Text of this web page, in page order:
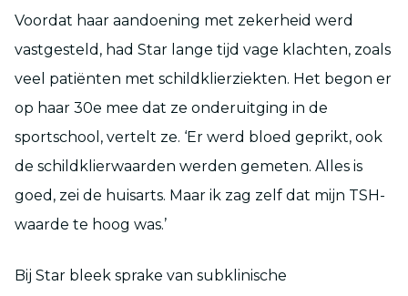
Voordat haar aandoening met zekerheid werd
vastgesteld, had Star lange tijd vage klachten, zoals
veel patiënten met schildklierziekten. Het begon er
op haar 30e mee dat ze onderuitging in de
sportschool, vertelt ze. ‘Er werd bloed geprikt, ook
de schildklierwaarden werden gemeten. Alles is
goed, zei de huisarts. Maar ik zag zelf dat mijn TSH-
waarde te hoog was.’
Bij Star bleek sprake van subklinische